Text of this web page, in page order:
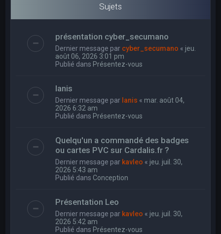
Sujets
présentation cyber_secumano
Dernier message par cyber_secumano « jeu.
août 06, 2026 3:01 pm
Publié dans Présentez-vous
Ianis
Dernier message par Ianis « mar. août 04,
2026 6:32 am
Publié dans Présentez-vous
Quelqu'un a commandé des badges
ou cartes PVC sur Cardalis.fr ?
Dernier message par kavleo « jeu. juil. 30,
2026 5:43 am
Publié dans Conception
Présentation Leo
Dernier message par kavleo « jeu. juil. 30,
2026 5:42 am
Publié dans Présentez-vous